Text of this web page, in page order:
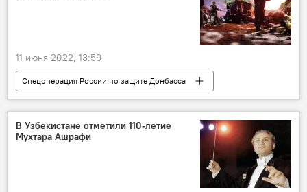
11 июня 2022, 13:59
Спецоперация России по защите Донбасса
Донбасс
Украина Россия
В Узбекистане отметили 110-летие
Мухтара Ашрафи